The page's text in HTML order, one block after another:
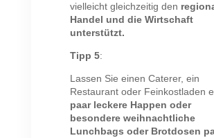
vielleicht gleichzeitig den
Handel und die Wirtschaft
unterstützt.
Tipp 5:
Lassen Sie einen Caterer, ein
Restaurant oder Feinkostladen
paar leckere Happen oder
besondere weihnachtliche
Lunchbags oder Brotdosen